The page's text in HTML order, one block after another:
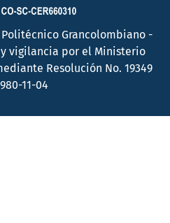
Grancolombiano -
vigilancia por el Ministerio
Resolución No. 19349
11-04